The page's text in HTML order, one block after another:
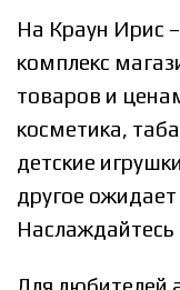
На Краун Ирис
комплекс
товаров и
косметика,
детские
другое
Наслаждайтесь